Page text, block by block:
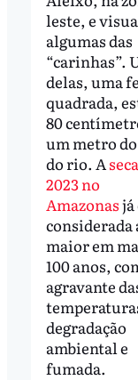
leste, e
algumas das
“carinhas”.
delas, uma
quadrada,
80
um metro
do rio. A
2023 no
Amazonasjá
considerada
maior em
100 anos,
agravante
degradação
ambiental e
fumada.